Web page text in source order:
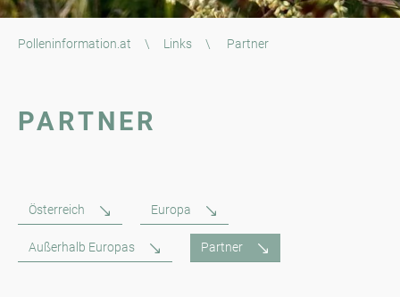
Polleninformation.at \ Links \ Partner
PARTNER
Österreich Europa
Außerhalb Europas Partner